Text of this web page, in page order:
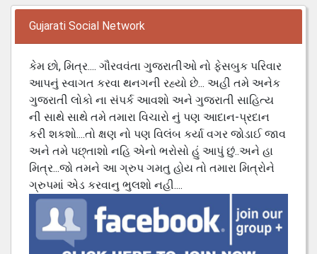
Gujarati Social Network
કેમ છો, મિત્ર.... ગૌરવવંતા ગુજરાતીઓ નો ફેસબુક પરિવાર
આપનું સ્વાગત કરવા થનગની રહ્યો છે... અહી તમે અનેક
ગુજરાતી લોકો ના સંપર્ક આવશો અને ગુજરાતી સાહિત્ય
ની સાથે સાથે તમે તમારા વિચારો નું પણ આદાન-પ્રદાન
કરી શકશો....તો ક્ષણ નો પણ વિલંબ કર્યા વગર જોડાઈ જાવ
અને તમે પછ્તાશો નહિ એનો ભરોસો હું આપું છું..અને હા
મિત્ર...જો તમને આ ગ્રુપ ગમતુ હોય તો તમારા મિત્રોને
ગ્રુપમાં એડ કરવાનુ ભુલશો નહી....